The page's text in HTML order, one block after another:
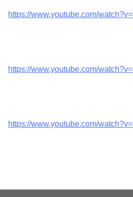
https://www.youtube.com/
https://www.youtube.com/
https://www.youtube.com/